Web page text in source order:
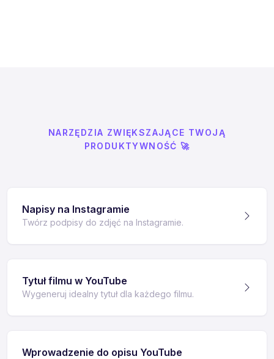
NARZĘDZIA ZWIĘKSZAJĄCE TWOJĄ
PRODUKTYWNOŚĆ 🚀
Napisy na Instagramie
Twórz podpisy do zdjęć na Instagramie.
Tytuł filmu w YouTube
Wygeneruj idealny tytuł dla każdego filmu.
Wprowadzenie do opisu YouTube